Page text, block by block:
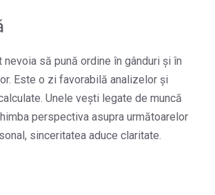
nevoia să pună ordine în gânduri și în
Este o zi favorabilă analizelor și
Unele vești legate de muncă
perspectiva asupra următoarelor
sinceritatea aduce claritate.